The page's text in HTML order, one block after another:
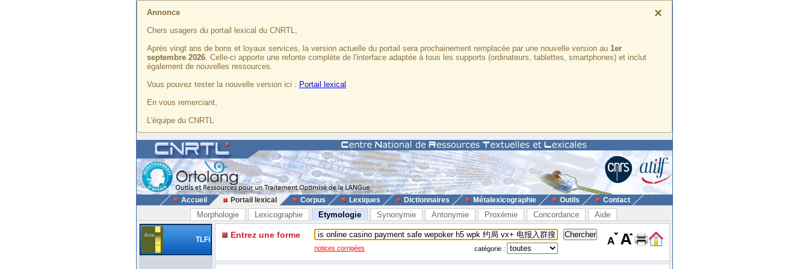
×
Annonce
Chers usagers du portail lexical du CNRTL,
Après vingt ans de bons et loyaux services, la version actuelle du portail sera prochainement remplacée par une nouvelle version au 1er
septembre 2026. Celle-ci apporte une refonte complète de l'interface adaptée à tous les supports (ordinateurs, tablettes, smartphones) et inclut
également de nouvelles ressources.
Vous pouvez tester la nouvelle version ici : Portail lexical
En vous remerciant,
L'équipe du CNRTL
Accueil Portail lexical Corpus Lexiques Dictionnaires Métalexicographie Outils Contact
Morphologie Lexicographie Etymologie Synonymie Antonymie Proxémie Concordance Aide
TLFi Entrez une forme
notices corrigées catégorie :